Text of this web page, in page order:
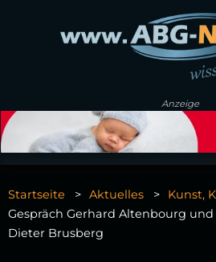
Anzeige
Startseite Aktuelles
Kunst,
Gespräch Gerhard Altenbourg
Dieter Brusberg